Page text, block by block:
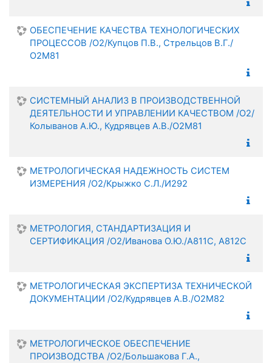
ОБЕСПЕЧЕНИЕ КАЧЕСТВА ТЕХНОЛОГИЧЕСКИХ
ПРОЦЕССОВ /О2/Купцов П.В., Стрельцов В.Г./
О2М81
СИСТЕМНЫЙ АНАЛИЗ В ПРОИЗВОДСТВЕННОЙ
ДЕЯТЕЛЬНОСТИ И УПРАВЛЕНИИ КАЧЕСТВОМ /О2/
Колыванов А.Ю., Кудрявцев А.В./О2М81
МЕТРОЛОГИЧЕСКАЯ НАДЕЖНОСТЬ СИСТЕМ
ИЗМЕРЕНИЯ /О2/Крыжко С.Л./И292
МЕТРОЛОГИЯ, СТАНДАРТИЗАЦИЯ И
СЕРТИФИКАЦИЯ /О2/Иванова О.Ю./А811С, А812С
МЕТРОЛОГИЧЕСКАЯ ЭКСПЕРТИЗА ТЕХНИЧЕСКОЙ
ДОКУМЕНТАЦИИ /О2/Кудрявцев А.В./О2М82
МЕТРОЛОГИЧЕСКОЕ ОБЕСПЕЧЕНИЕ
ПРОИЗВОДСТВА /О2/Большакова Г.А.,